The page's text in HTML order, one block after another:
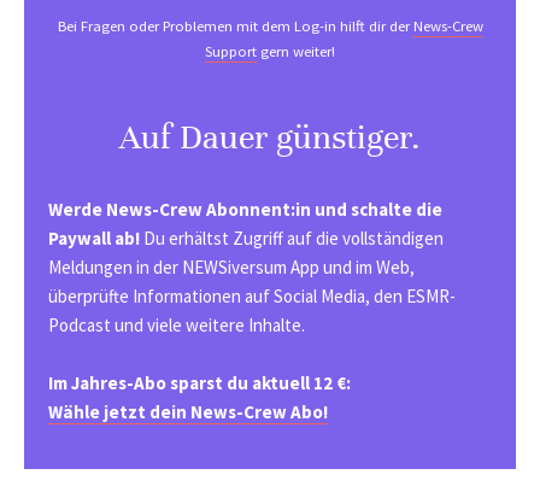
Bei Fragen oder Problemen mit dem Log-in hilft dir derNews-Crew
Support gern weiter!
Auf Dauer günstiger.
Werde News-Crew Abonnent:in und schalte die
Paywall ab! Du erhältst Zugriff auf die vollständigen
Meldungen in der NEWSiversum App und im Web,
überprüfte Informationen auf Social Media, den ESMR-
Podcast und viele weitere Inhalte.
Im Jahres-Abo sparst du aktuell 12 €:
Wähle jetzt dein News-Crew Abo!